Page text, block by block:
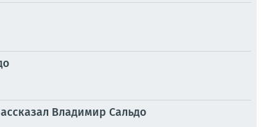
Владимир Сальдо